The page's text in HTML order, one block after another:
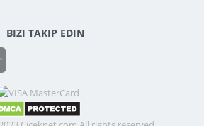
BIZI TAKIP EDIN